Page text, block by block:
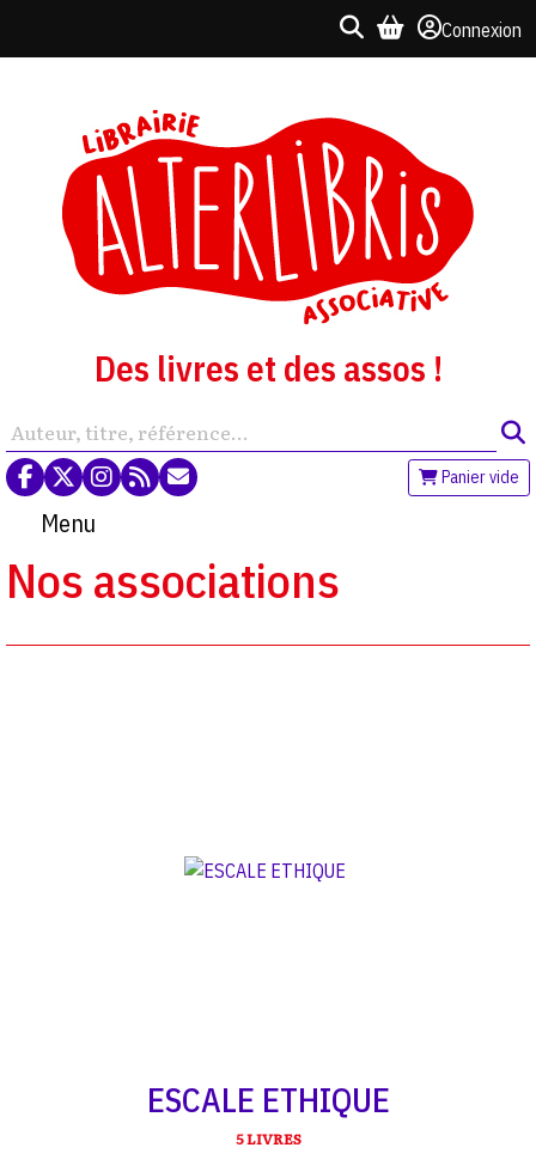
Connexion
Des livres et des assos !
Panier vide
Menu
Nos associations
ESCALE ETHIQUE
5 LIVRES